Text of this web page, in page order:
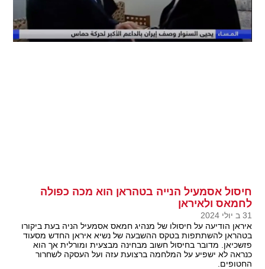
חיסול אסמעיל הנייה בטהראן הוא מכה כפולה
לחמאס ולאיראן
31 ב יולי 2024
איראן הודיעה על חיסולו של מנהיג חמאס אסמעיל הניה בעת ביקורו
בטהראן להשתתפות בטקס ההשבעה של נשיא איראן החדש מסעוד
פזשכיאן. מדובר בחיסול חשוב מבחינה מבצעית ומורלית אך הוא
כנראה לא ישפיע על המלחמה ברצועת עזה ועל העסקה לשחרור
החטופים.